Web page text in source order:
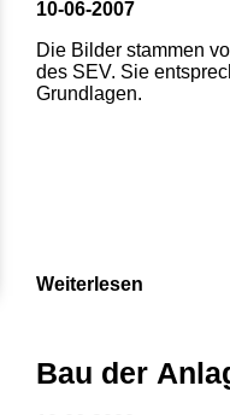
10-06-2007
Die Bilder stammen
des SEV. Sie
Grundlagen.
Weiterlesen
Bau der